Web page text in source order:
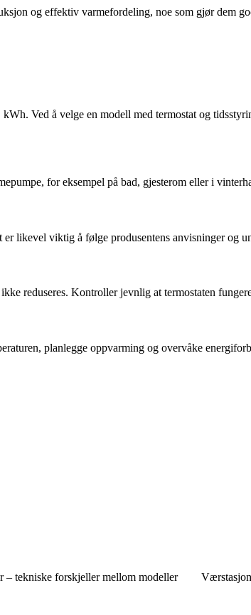
og effektiv varmefordeling, noe som gjør dem
Ved å velge en modell med termostat og
for eksempel på bad, gjesterom eller i
likevel viktig å følge produsentens anvisninger og
reduseres. Kontroller jevnlig at termostaten
planlegge oppvarming og overvåke
– tekniske forskjeller mellom modeller